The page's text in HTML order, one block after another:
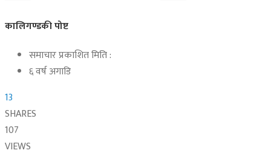
कालिगण्डकी पोष्ट
समाचार प्रकाशित मिति :
६ वर्ष अगाडि
13
SHARES
107
VIEWS